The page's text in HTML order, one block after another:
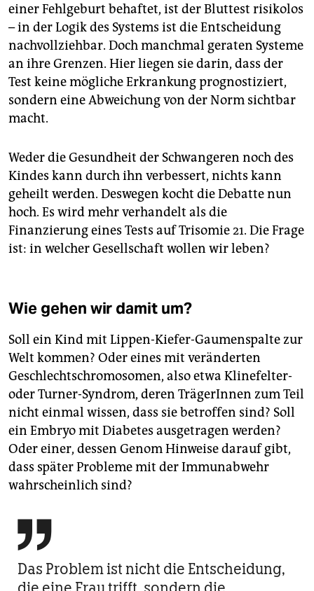
einer Fehlgeburt behaftet, ist der Bluttest risikolos
– in der Logik des Systems ist die Entscheidung
nachvollziehbar. Doch manchmal geraten Systeme
an ihre Grenzen. Hier liegen sie darin, dass der
Test keine mögliche Erkrankung prognostiziert,
sondern eine Abweichung von der Norm sichtbar
macht.
Weder die Gesundheit der Schwangeren noch des
Kindes kann durch ihn verbessert, nichts kann
geheilt werden. Deswegen kocht die Debatte nun
hoch. Es wird mehr verhandelt als die
Finanzierung eines Tests auf Trisomie 21. Die Frage
ist: in welcher Gesellschaft wollen wir leben?
Wie gehen wir damit um?
Soll ein Kind mit Lippen-Kiefer-Gaumenspalte zur
Welt kommen? Oder eines mit veränderten
Geschlechtschromosomen, also etwa Klinefelter-
oder Turner-Syndrom, deren TrägerInnen zum Teil
nicht einmal wissen, dass sie betroffen sind? Soll
ein Embryo mit Diabetes ausgetragen werden?
Oder einer, dessen Genom Hinweise darauf gibt,
dass später Probleme mit der Immunabwehr
wahrscheinlich sind?

Das Problem ist nicht die Entscheidung,